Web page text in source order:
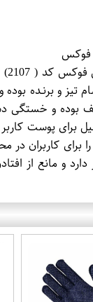
فوکس
تیز و برنـده
بوده و
برای پوست
برای
و مانع از